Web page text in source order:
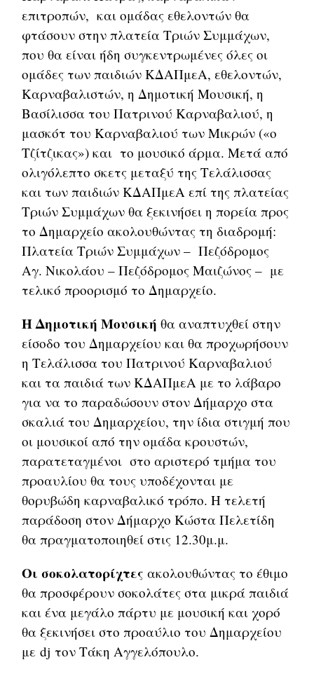
επιτροπών, και ομάδας εθελοντών θα
φτάσουν στην πλατεία Τριών Συμμάχων,
που θα είναι ήδη συγκεντρωμένες όλες οι
ομάδες των παιδιών ΚΔΑΠμεΑ, εθελοντών,
Καρναβαλιστών, η Δημοτική Μουσική, η
Βασίλισσα του Πατρινού Καρναβαλιού, η
μασκότ του Καρναβαλιού των Μικρών («ο
Τζίτζικας») και το μουσικό άρμα. Μετά από
ολιγόλεπτο σκετς μεταξύ της Τελάλισσας
και των παιδιών ΚΔΑΠμεΑ επί της πλατείας
Τριών Συμμάχων θα ξεκινήσει η πορεία προς
το Δημαρχείο ακολουθώντας τη διαδρομή:
Πλατεία Τριών Συμμάχων – Πεζόδρομος
Αγ. Νικολάου – Πεζόδρομος Μαιζώνος – με
τελικό προορισμό το Δημαρχείο.
Η Δημοτική Μουσική θα αναπτυχθεί στην
είσοδο του Δημαρχείου και θα προχωρήσουν
η Τελάλισσα του Πατρινού Καρναβαλιού
και τα παιδιά των ΚΔΑΠμεΑ με το λάβαρο
για να το παραδώσουν στον Δήμαρχο στα
σκαλιά του Δημαρχείου, την ίδια στιγμή που
οι μουσικοί από την ομάδα κρουστών,
παρατεταγμένοι στο αριστερό τμήμα του
προαυλίου θα τους υποδέχονται με
θορυβώδη καρναβαλικό τρόπο. Η τελετή
παράδοση στον Δήμαρχο Κώστα Πελετίδη
θα πραγματοποιηθεί στις 12.30μ.μ.
Οι σοκολατορίχτες ακολουθώντας το έθιμο
θα προσφέρουν σοκολάτες στα μικρά παιδιά
και ένα μεγάλο πάρτυ με μουσική και χορό
θα ξεκινήσει στο προαύλιο του Δημαρχείου
με dj τον Τάκη Αγγελόπουλο.